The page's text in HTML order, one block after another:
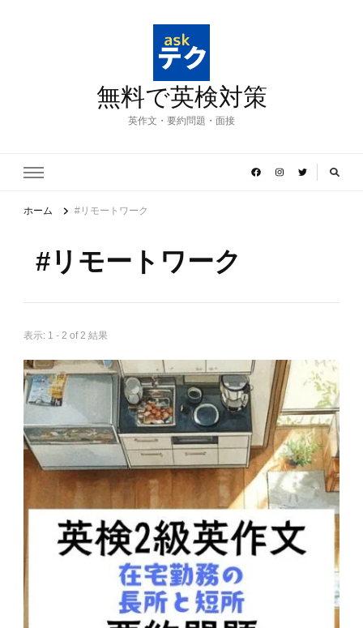
無料で英検対策
英作文・要約問題・面接
ホーム #リモートワーク
#リモートワーク
表示: 1 - 2 of 2 結果